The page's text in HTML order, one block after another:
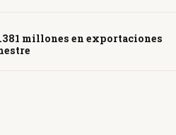
millones en exportaciones